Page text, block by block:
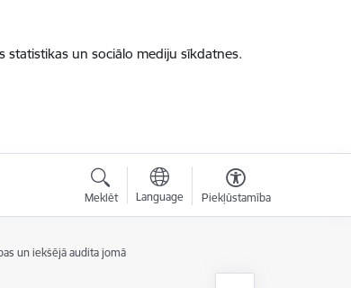
statistikas un sociālo mediju sīkdatnes.
Meklēt Language Piekļūstamība
un iekšējā audita jomā